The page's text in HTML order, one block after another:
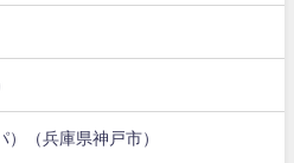
（兵庫県神戸市）